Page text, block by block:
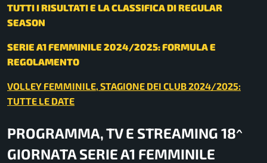
TUTTI I RISULTATI E LA CLASSIFICA DI REGULAR
SEASON
SERIE A1 FEMMINILE 2024/2025: FORMULA E
REGOLAMENTO
VOLLEY FEMMINILE, STAGIONE DEI CLUB 2024/2025:
TUTTE LE DATE
PROGRAMMA, TV E STREAMING 18^
GIORNATA SERIE A1 FEMMINILE